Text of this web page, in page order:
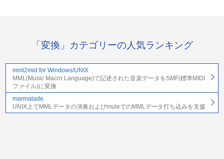
「変換」カテゴリーの人気ランキング
mml2mid for Windows/UNIX
MML(Music Macro Language)で記述された音楽データをSMF(標準MIDI
ファイル)に変換
marmalade
UNIX上でMMLデータの演奏およびmuleでのMMLデータ打ち込みを支援